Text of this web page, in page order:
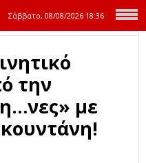
Σάββατο, 08/08/2026 18:36
την
με